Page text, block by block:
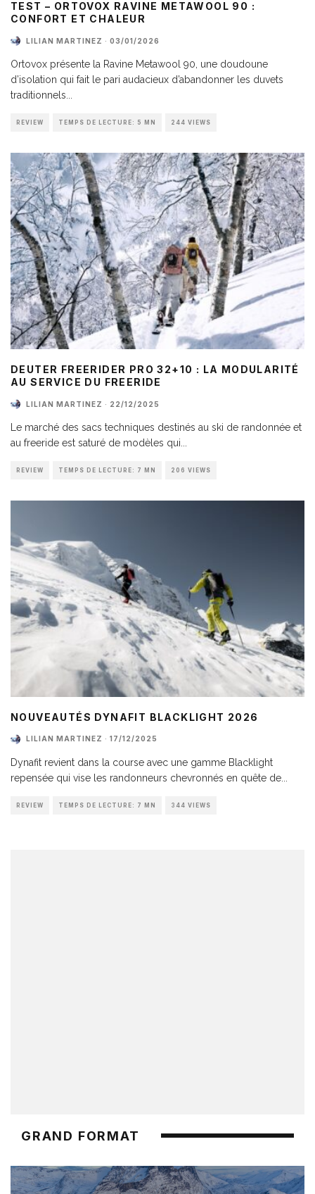
TEST – ORTOVOX RAVINE METAWOOL 90 :
CONFORT ET CHALEUR
LILIAN MARTINEZ · 03/01/2026
Ortovox présente la Ravine Metawool 90, une doudoune
d’isolation qui fait le pari audacieux d’abandonner les duvets
traditionnels...
REVIEW TEMPS DE LECTURE: 5 MN 244 VIEWS
DEUTER FREERIDER PRO 32+10 : LA MODULARITÉ
AU SERVICE DU FREERIDE
LILIAN MARTINEZ · 22/12/2025
Le marché des sacs techniques destinés au ski de randonnée et
au freeride est saturé de modèles qui
REVIEW TEMPS DE LECTURE: 7 MN 206 VIEWS
NOUVEAUTÉS DYNAFIT BLACKLIGHT 2026
LILIAN MARTINEZ · 17/12/2025
Dynafit revient dans la course avec une gamme Blacklight
repensée qui vise les randonneurs chevronnés en quête de
REVIEW TEMPS DE LECTURE: 7 MN 344 VIEWS
GRAND FORMAT